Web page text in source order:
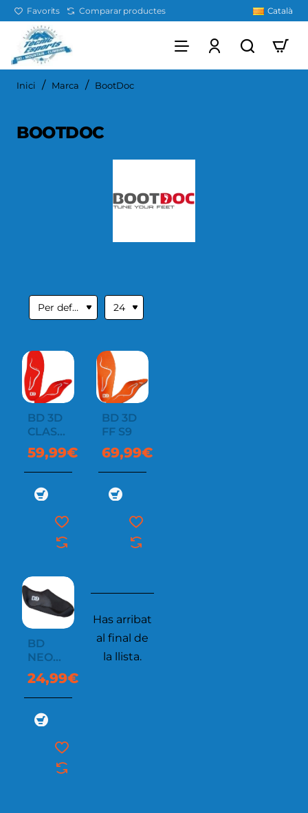
Favorits Comparar productes Català
Inici homeMarca BootDoc
BOOTDOC
BD 3D
CLASSIC
S7
59,99€
BD 3D
FF S9
69,99€
BD
NEOPREN
COVER
24,99€
Has arribat
al final de
la llista.